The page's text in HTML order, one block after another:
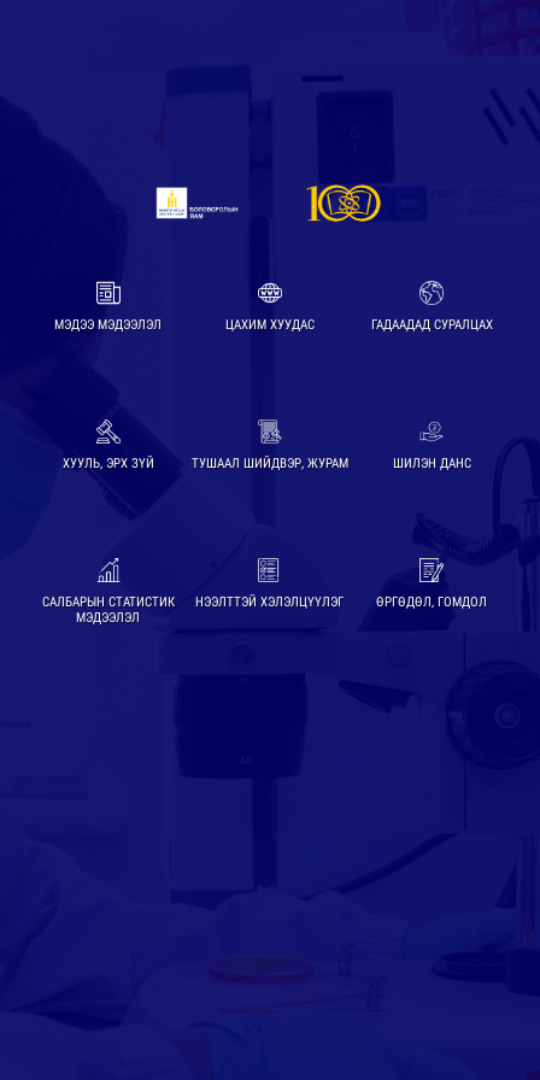
МЭДЭЭ МЭДЭЭЛЭЛ ЦАХИМ ХУУДАС ГАДААДАД СУРАЛЦАХ
ХУУЛЬ, ЭРХ ЗҮЙ ТУШААЛ ШИЙДВЭР, ЖУРАМ ШИЛЭН ДАНС
САЛБАРЫН СТАТИСТИК
МЭДЭЭЛЭЛ
НЭЭЛТТЭЙ ХЭЛЭЛЦҮҮЛЭГ ӨРГӨДӨЛ, ГОМДОЛ